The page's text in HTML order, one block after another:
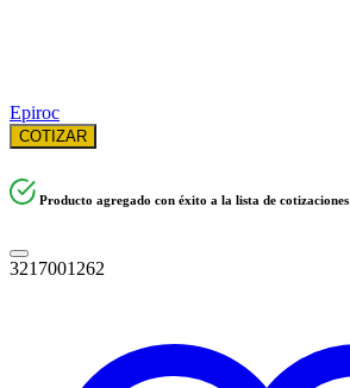
Epiroc
COTIZAR
Producto agregado con éxito a la lista de cotizaciones
3217001262